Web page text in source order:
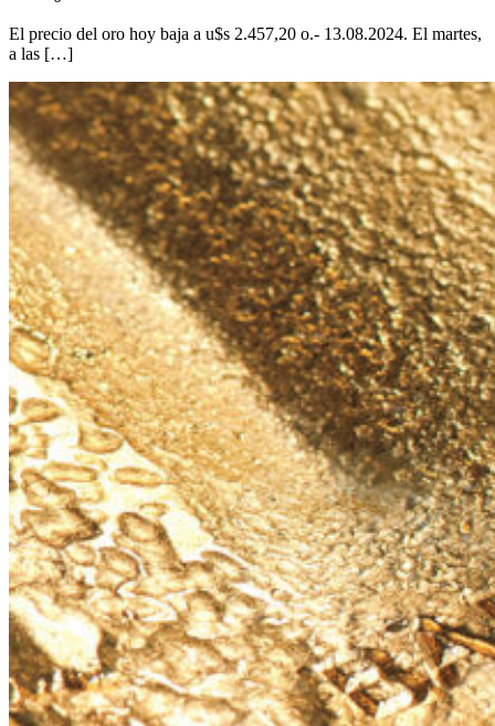
El precio del oro hoy baja a u$s 2.457,20 o.- 13.08.2024. El martes,
a las […]